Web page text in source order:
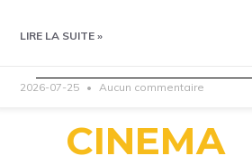
LIRE LA SUITE »
2026-07-25 Aucun commentaire
CINEMA